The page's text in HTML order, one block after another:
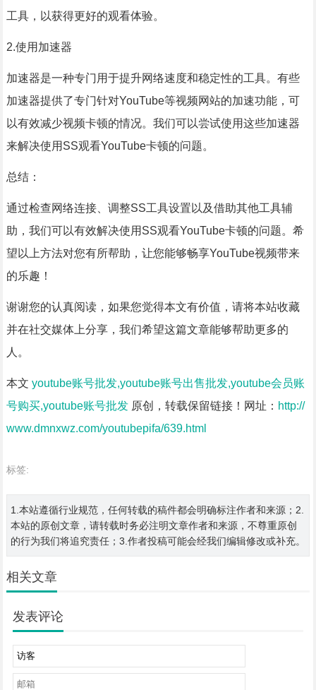
工具，以获得更好的观看体验。
2.使用加速器
加速器是一种专门用于提升网络速度和稳定性的工具。有些
加速器提供了专门针对YouTube等视频网站的加速功能，可
以有效减少视频卡顿的情况。我们可以尝试使用这些加速器
来解决使用SS观看YouTube卡顿的问题。
总结：
通过检查网络连接、调整SS工具设置以及借助其他工具辅
助，我们可以有效解决使用SS观看YouTube卡顿的问题。希
望以上方法对您有所帮助，让您能够畅享YouTube视频带来
的乐趣！
谢谢您的认真阅读，如果您觉得本文有价值，请将本站收藏
并在社交媒体上分享，我们希望这篇文章能够帮助更多的
人。
本文 youtube账号批发,youtube账号出售批发,youtube会员账
号购买,youtube账号批发原创，转载保留链接！网址： http://
www.dmnxwz.com/youtubepifa/639.html
标签:
1.本站遵循行业规范，任何转载的稿件都会明确标注作者和来源；2.
本站的原创文章，请转载时务必注明文章作者和来源，不尊重原创
的行为我们将追究责任；3.作者投稿可能会经我们编辑修改或补充。
相关文章
发表评论